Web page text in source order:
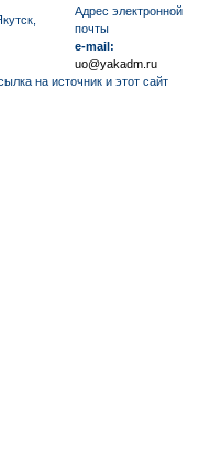
Aдрес электронной
почты
e-mail:
uo@yakadm.ru
на источник и этот сайт